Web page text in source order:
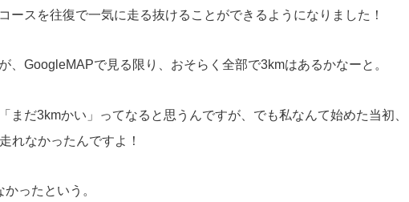
ースを往復で一気に走る抜けることができるようになりました！
、GoogleMAPで見る限り、おそらく全部で3kmはあるかなーと。
まだ3kmかい」ってなると思うんですが、でも私なんて始めた当初、
れなかったんですよ！
ったという。